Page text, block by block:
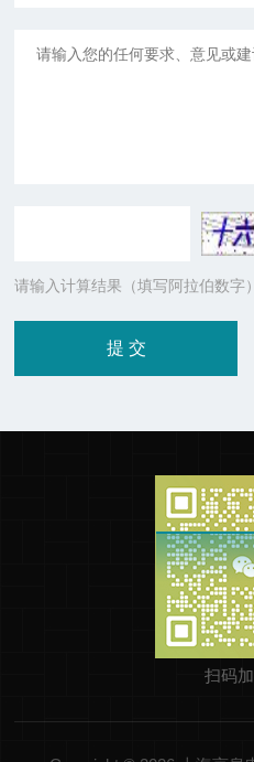
请输入计算结果（填写阿拉伯数字
扫码